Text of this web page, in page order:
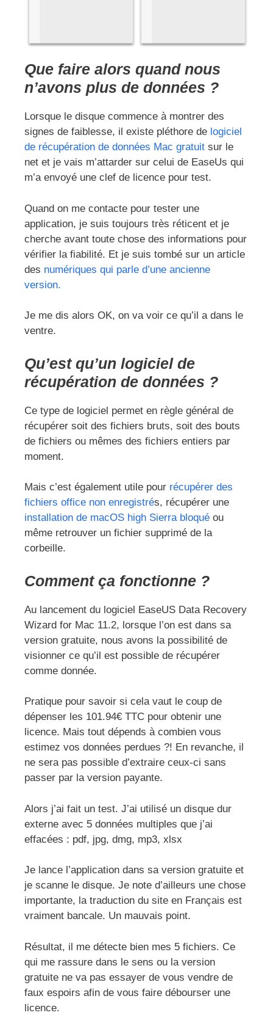
Que faire alors quand nous
n’avons plus de données ?
Lorsque le disque commence à montrer des
signes de faiblesse, il existe pléthore de logiciel
de récupération de données Mac gratuit sur le
net et je vais m’attarder sur celui de EaseUs qui
m’a envoyé une clef de licence pour test.
Quand on me contacte pour tester une
application, je suis toujours très réticent et je
cherche avant toute chose des informations pour
vérifier la fiabilité. Et je suis tombé sur un article
des numériques qui parle d’une ancienne
version.
Je me dis alors OK, on va voir ce qu’il a dans le
ventre.
Qu’est qu’un logiciel de
récupération de données ?
Ce type de logiciel permet en règle général de
récupérer soit des fichiers bruts, soit des bouts
de fichiers ou mêmes des fichiers entiers par
moment.
Mais c’est également utile pour récupérer des
fichiers office non enregistrés, récupérer une
installation de macOS high Sierra bloqué ou
même retrouver un fichier supprimé de la
corbeille.
Comment ça fonctionne ?
Au lancement du logiciel EaseUS Data Recovery
Wizard for Mac 11.2, lorsque l’on est dans sa
version gratuite, nous avons la possibilité de
visionner ce qu’il est possible de récupérer
comme donnée.
Pratique pour savoir si cela vaut le coup de
dépenser les 101.94€ TTC pour obtenir une
licence. Mais tout dépends à combien vous
estimez vos données perdues ?! En revanche, il
ne sera pas possible d’extraire ceux-ci sans
passer par la version payante.
Alors j’ai fait un test. J’ai utilisé un disque dur
externe avec 5 données multiples que j’ai
effacées : pdf, jpg, dmg, mp3, xlsx
Je lance l’application dans sa version gratuite et
je scanne le disque. Je note d’ailleurs une chose
importante, la traduction du site en Français est
vraiment bancale. Un mauvais point.
Résultat, il me détecte bien mes 5 fichiers. Ce
qui me rassure dans le sens ou la version
gratuite ne va pas essayer de vous vendre de
faux espoirs afin de vous faire débourser une
licence.